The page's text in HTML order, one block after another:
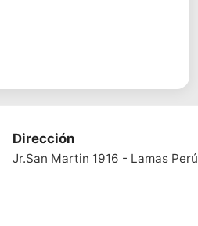
Dirección
Jr.San Martin 1916 - Lamas Perú